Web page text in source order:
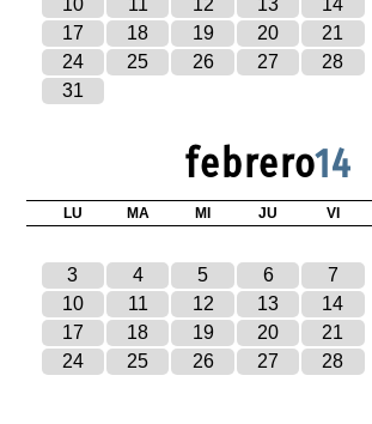
17
18 19 20 21
24
25 26 27 28
31
febrero14
LU MA MI JU VI
3
4 5 6 7
10
11 12 13 14
17
18 19 20 21
24
25 26 27 28